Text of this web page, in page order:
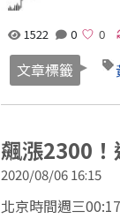
1522 0
文章標籤
飆漲2300！
2020/08/06 16:15
北京時間週三